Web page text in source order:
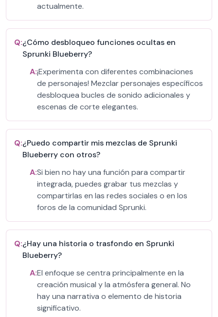
actualmente.
Q:¿Cómo desbloqueo funciones ocultas en
Sprunki Blueberry?
A:¡Experimenta con diferentes combinaciones
de personajes! Mezclar personajes específicos
desbloquea bucles de sonido adicionales y
escenas de corte elegantes.
Q:¿Puedo compartir mis mezclas de Sprunki
Blueberry con otros?
A:Si bien no hay una función para compartir
integrada, puedes grabar tus mezclas y
compartirlas en las redes sociales o en los
foros de la comunidad Sprunki.
Q:¿Hay una historia o trasfondo en Sprunki
Blueberry?
A:El enfoque se centra principalmente en la
creación musical y la atmósfera general. No
hay una narrativa o elemento de historia
significativo.